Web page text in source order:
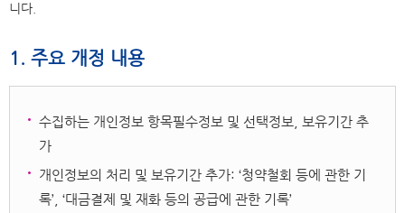
니다.
1. 주요 개정 내용
수집하는 개인정보 항목필수정보 및 선택정보, 보유기간 추
가
개인정보의 처리 및 보유기간 추가: ‘청약철회 등에 관한 기
록’, ‘대금결제 및 재화 등의 공급에 관한 기록’